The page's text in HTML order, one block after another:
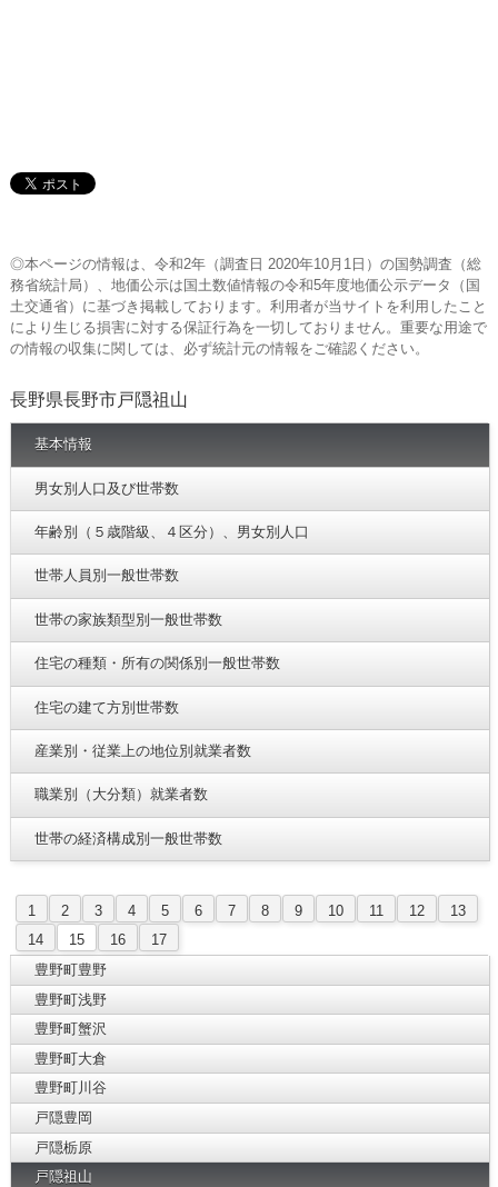
◎本ページの情報は、令和2年（調査日 2020年10月1日）の国勢調査（総
務省統計局）、地価公示は国土数値情報の令和5年度地価公示データ（国
土交通省）に基づき掲載しております。利用者が当サイトを利用したこと
により生じる損害に対する保証行為を一切しておりません。重要な用途で
の情報の収集に関しては、必ず統計元の情報をご確認ください。
長野県長野市戸隠祖山
基本情報
男女別人口及び世帯数
年齢別（５歳階級、４区分）、男女別人口
世帯人員別一般世帯数
世帯の家族類型別一般世帯数
住宅の種類・所有の関係別一般世帯数
住宅の建て方別世帯数
産業別・従業上の地位別就業者数
職業別（大分類）就業者数
世帯の経済構成別一般世帯数
1 2 3 4 5 6 7 8 9 10 11 12
13
14
15 16
17
豊野町豊野
豊野町浅野
豊野町蟹沢
豊野町大倉
豊野町川谷
戸隠豊岡
戸隠栃原
戸隠祖山